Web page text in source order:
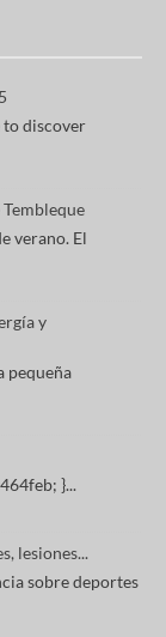
to discover
verano. El
y
pequeña
}...
lesiones...
sobre deportes